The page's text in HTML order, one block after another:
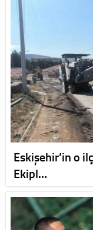
Eskişehir’in o
Ekipl…